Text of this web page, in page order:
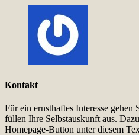
Kontakt
Für ein ernsthaftes Interesse
füllen Ihre Selbstauskunft aus.
Homepage-Button unter diesem